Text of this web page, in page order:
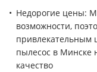
Недорогие цены:
возможности,
привлекательным
пылесос в Минске
качество